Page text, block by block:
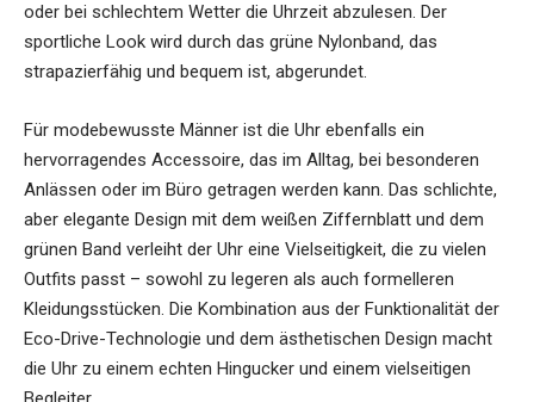
oder bei schlechtem Wetter die Uhrzeit abzulesen. Der
sportliche Look wird durch das grüne Nylonband, das
strapazierfähig und bequem ist, abgerundet.
Für modebewusste Männer ist die Uhr ebenfalls ein
hervorragendes Accessoire, das im Alltag, bei besonderen
Anlässen oder im Büro getragen werden kann. Das schlichte,
aber elegante Design mit dem weißen Ziffernblatt und dem
grünen Band verleiht der Uhr eine Vielseitigkeit, die zu vielen
Outfits passt – sowohl zu legeren als auch formelleren
Kleidungsstücken. Die Kombination aus der Funktionalität der
Eco-Drive-Technologie und dem ästhetischen Design macht
die Uhr zu einem echten Hingucker und einem vielseitigen